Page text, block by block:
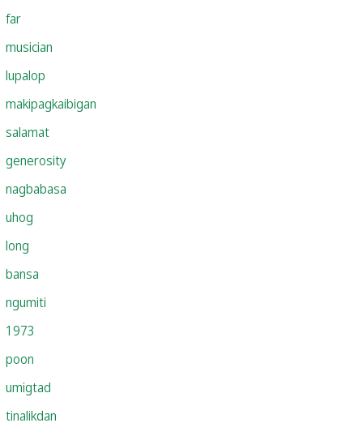
far
musician
lupalop
makipagkaibigan
salamat
generosity
nagbabasa
uhog
long
bansa
ngumiti
1973
poon
umigtad
tinalikdan